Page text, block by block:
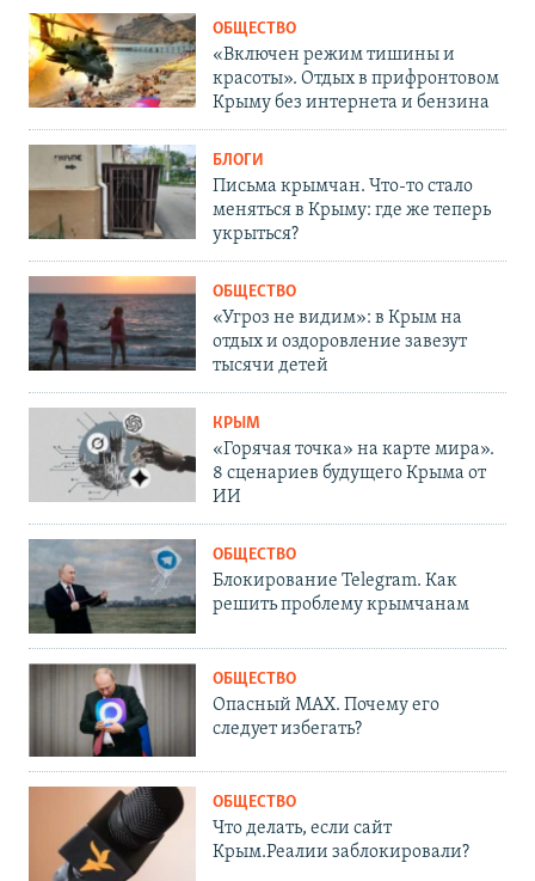
ОБЩЕСТВО
«Включен режим тишины и
красоты». Отдых в прифронтовом
Крыму без интернета и бензина
БЛОГИ
Письма крымчан. Что-то стало
меняться в Крыму: где же теперь
укрыться?
ОБЩЕСТВО
«Угроз не видим»: в Крым на
отдых и оздоровление завезут
тысячи детей
КРЫМ
«Горячая точка» на карте мира».
8 сценариев будущего Крыма от
ИИ
ОБЩЕСТВО
Блокирование Telegram. Как
решить проблему крымчанам
ОБЩЕСТВО
Опасный MAX. Почему его
следует избегать?
ОБЩЕСТВО
Что делать, если сайт
Крым.Реалии заблокировали?